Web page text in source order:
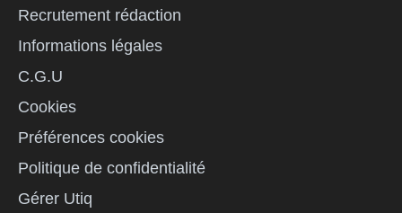
Recrutement rédaction
Informations légales
C.G.U
Cookies
Préférences cookies
Politique de confidentialité
Gérer Utiq